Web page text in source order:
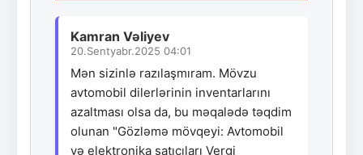
Kamran Vəliyev
20.Sentyabr.2025 04:01
Mən sizinlə razılaşmıram. Mövzu
avtomobil dilerlərinin inventarlarını
azaltması olsa da, bu məqalədə təqdim
olunan "Gözləmə mövqeyi: Avtomobil
və elektronika satıcıları Vergi